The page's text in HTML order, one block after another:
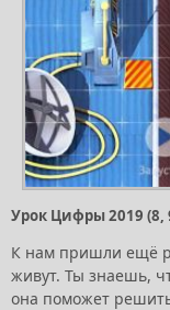
Урок Цифры 2019 (8,
К нам пришли ещё
живут. Ты знаешь,
она поможет